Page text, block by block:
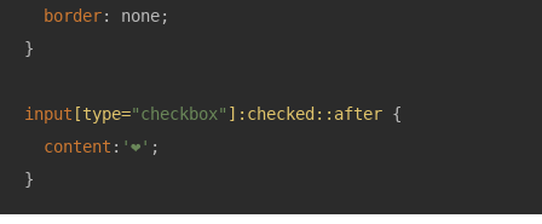
border: none;
}
input [type="checkbox" ] :checked ::after {
content : '❤️' ;
}